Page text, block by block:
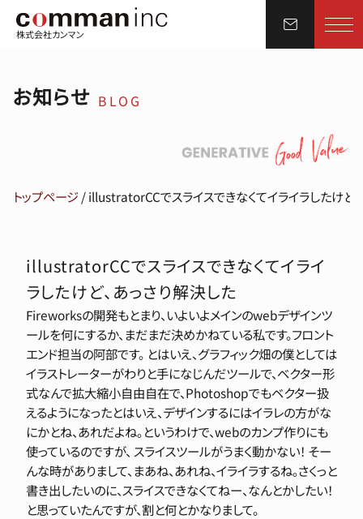
株式会社カンマン
お知らせ BLOG
トップページ/illustratorCCでスライスできなくてイライラしたけど
illustratorCCでスライスできなくてイライ
ラしたけど、あっさり解決した
Fireworksの開発もとまり、いよいよメインのwebデザインツ
ールを何にするか、まだまだ決めかねている私です。フロント
エンド担当の阿部です。 とはいえ、グラフィック畑の僕としては
イラストレーターがわりと手になじんだツールで、ベクター形
式なんで拡大縮小自由自在で、Photoshopでもベクター扱
えるようになったとはいえ、デザインするにはイラレの方がな
にかとね、あれだよね。というわけで、webのカンプ作りにも
使っているのですが、 スライスツールがうまく動かない！ そー
んな時がありまして、まあね、あれね、イライラするね。さくっと
書き出したいのに、スライスできなくてねー、なんとかしたい！
と思っていたんですが、割と何とかなりまして。